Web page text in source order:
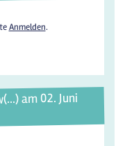
Anmelden.
am 02. Juni